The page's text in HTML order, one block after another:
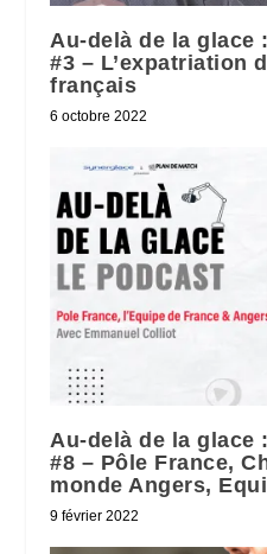
Au-delà de la glace
#3 – L’expatriation
français
6 octobre 2022
Au-delà de la glace
#8 – Pôle France,
monde Angers,
9 février 2022